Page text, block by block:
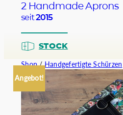
2 Handmade Aprons
seit2015
STOCK
Shop/Handgefertigte Schürzen
Angebot!